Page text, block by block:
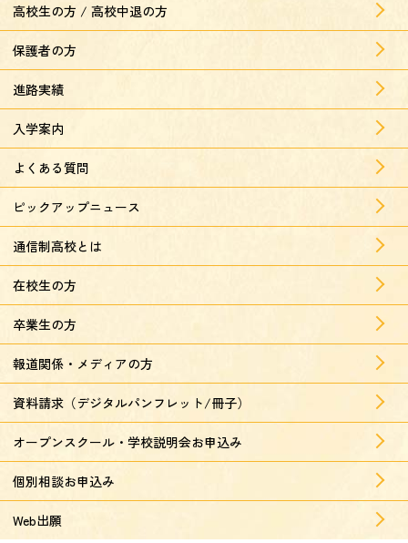
高校生の方 / 高校中退の方
保護者の方
進路実績
入学案内
よくある質問
ピックアップニュース
通信制高校とは
在校生の方
卒業生の方
報道関係・メディアの方
資料請求（デジタルパンフレット/冊子）
オープンスクール・学校説明会お申込み
個別相談お申込み
Web出願